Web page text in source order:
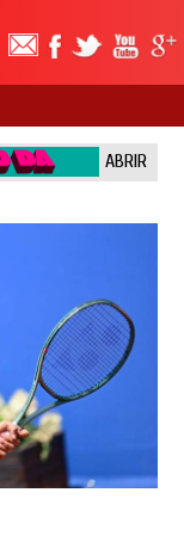
ABRIR